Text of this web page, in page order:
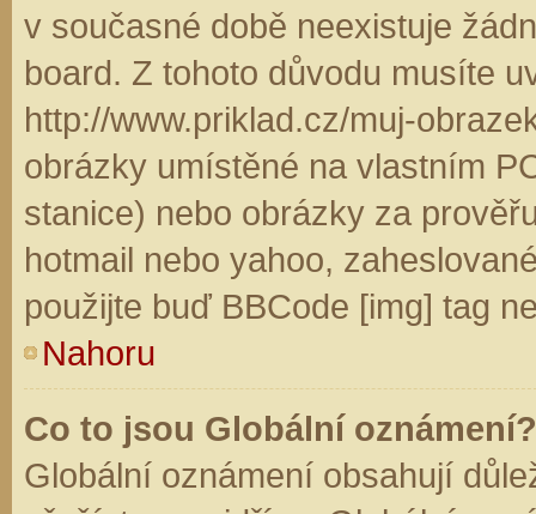
v současné době neexistuje
board. Z tohoto důvodu musíte
http://www.priklad.cz/muj-
obrázky umístěné na vlastním
stanice) nebo obrázky za
hotmail nebo yahoo,
použijte buď BBCode [img] tag
Nahoru
Co to jsou Globální oznámení?
Globální oznámení obsahují